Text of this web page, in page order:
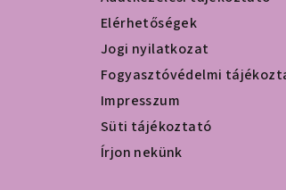
Elérhetőségek
Jogi nyilatkozat
Fogyasztóvédelmi
Impresszum
Süti tájékoztató
Írjon nekünk